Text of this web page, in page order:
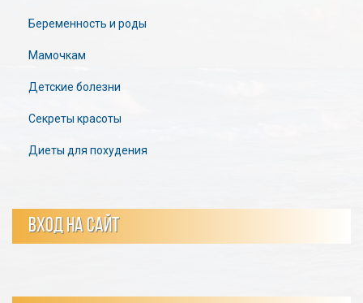
Беременность и роды
Мамочкам
Детские болезни
Секреты красоты
Диеты для похудения
ВХОД НА САЙТ